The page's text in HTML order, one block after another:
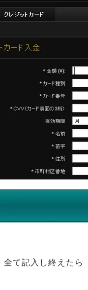
て記入し終えたら